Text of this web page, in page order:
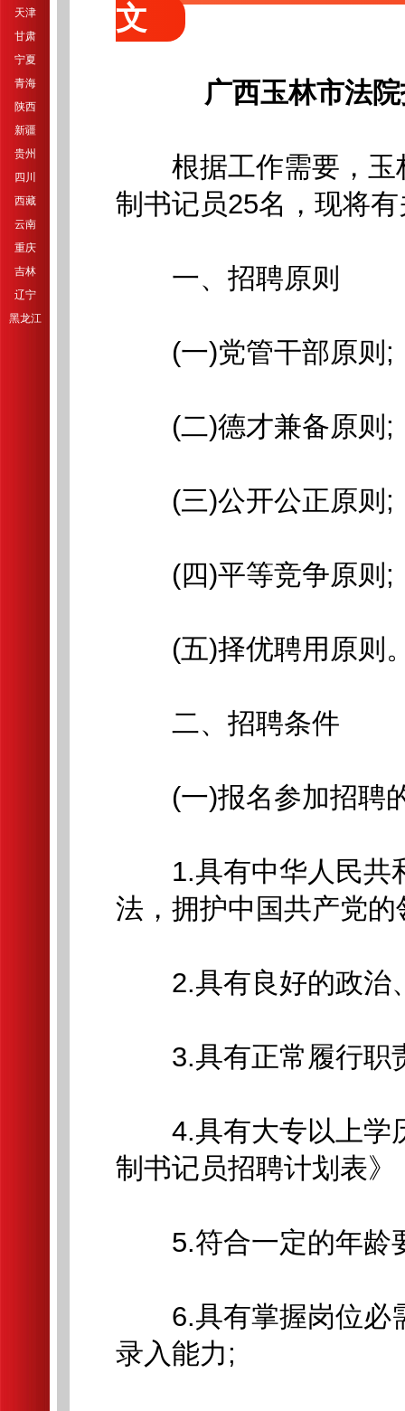
天津
甘肃
宁夏
青海
陕西
新疆
贵州
四川
西藏
云南
重庆
吉林
辽宁
黑龙江
文
广西玉林市法
根据工作需要，玉
制书记员25名，现将
一、招聘原则
(一)党管干部原则;
(二)德才兼备原则;
(三)公开公正原则;
(四)平等竞争原则;
(五)择优聘用原则
二、招聘条件
(一)报名参加招聘的
1.具有中华人民共
法，拥护中国共产党的
2.具有良好的政治
3.具有正常履行职
4.具有大专以上学
制书记员招聘计划表
5.符合一定的年龄
6.具有掌握岗位必
录入能力;